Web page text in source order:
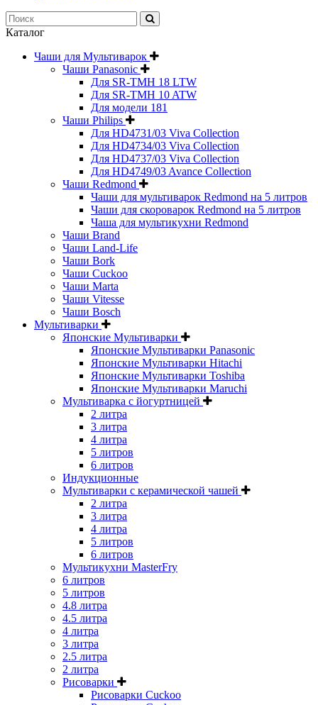
Каталог
Чаши для Мультиварок
Чаши Panasonic
Для SR-TMH 18 LTW
Для SR-TMH 10 ATW
Для модели 181
Чаши Philips
Для HD4731/03 Viva Collection
Для HD4734/03 Viva Collection
Для HD4737/03 Viva Collection
Для HD4749/03 Avance Collection
Чаши Redmond
Чаши для мультиварок Redmond на 5 литров
Чаши для скороварок Redmond на 5 литров
Чаша для мультикухни Redmond
Чаши Brand
Чаши Land-Life
Чаши Bork
Чаши Cuckoo
Чаши Marta
Чаши Vitesse
Чаши Bosch
Мультиварки
Японские Мультиварки
Японские Мультиварки Panasonic
Японские Мультиварки Hitachi
Японские Мультиварки Toshiba
Японские Мультиварки Maruchi
Мультиварка с йогуртницей
2 литра
3 литра
4 литра
5 литров
6 литров
Индукционные
Мультиварки с керамической чашей
2 литра
3 литра
4 литра
5 литров
6 литров
Мультикухни MasterFry
6 литров
5 литров
4.8 литра
4.5 литра
4 литра
3 литра
2.5 литра
2 литра
Рисоварки
Рисоварки Cuckoo